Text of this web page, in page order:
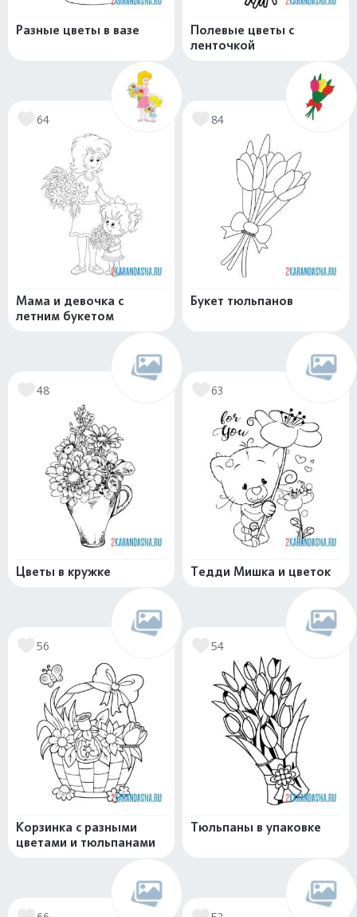
Разные цветы в вазе
Полевые цветы с
ленточкой
64
Мама и девочка с
летним букетом
84
Букет тюльпанов
48
Цветы в кружке
63
Тедди Мишка и цветок
56
Корзинка с разными
цветами и тюльпанами
54
Тюльпаны в упаковке